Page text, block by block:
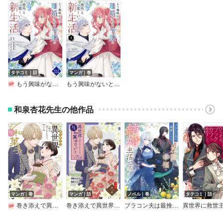
タテコミ｜話
もう興味がないと離婚された令嬢の意外と楽しい新生活【フルカラー】
マンガ｜巻
もう興味がないと離婚された令嬢の意外と楽しい新生活
和泉杏花先生の他作品
マンガ｜巻
巻き添えで異世界に喚び出されたので、世界観無視して和菓子作ります
マンガ｜話
巻き添えで異世界に喚び出されたので、世界観無視して和菓子作ります【単話】
ノベル｜巻
ブラコン夫は最推しなので、放置されても幸福な結婚生活です。【電子特典付き】
タテコミ｜話